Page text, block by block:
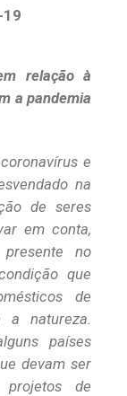
19
relação à
a pandemia
e
na
de seres
em conta,
no
que
de
a natureza.
países
devam ser
de